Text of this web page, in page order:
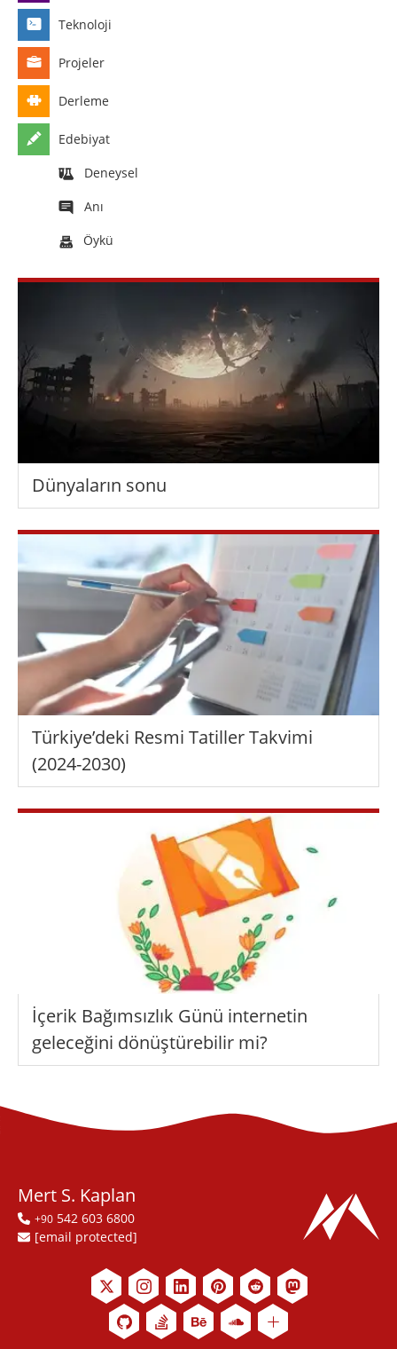
Teknoloji
Projeler
Derleme
Edebiyat
Deneysel
Anı
Öykü
Dünyaların sonu
Türkiye’deki Resmi Tatiller Takvimi
(2024-2030)
İçerik Bağımsızlık Günü internetin
geleceğini dönüştürebilir mi?
Mert S. Kaplan
+90 542 603 6800
[email protected]